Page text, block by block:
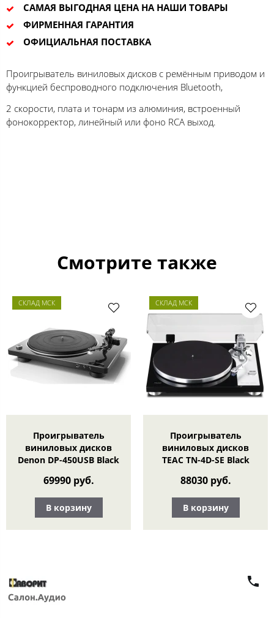
САМАЯ ВЫГОДНАЯ ЦЕНА НА НАШИ ТОВАРЫ
ФИРМЕННАЯ ГАРАНТИЯ
ОФИЦИАЛЬНАЯ ПОСТАВКА
Проигрыватель виниловых дисков с ремённым приводом и
функцией беспроводного подключения Bluetooth,
2 скорости, плата и тонарм из алюминия, встроенный
фонокорректор, линейный или фоно RCA выход.
Смотрите также
СКЛАД МСК
Проигрыватель
виниловых дисков
Denon DP-450USB Black
69990 руб.
В корзину
СКЛАД МСК
Проигрыватель
виниловых дисков
TEAC TN-4D-SE Black
88030 руб.
В корзину